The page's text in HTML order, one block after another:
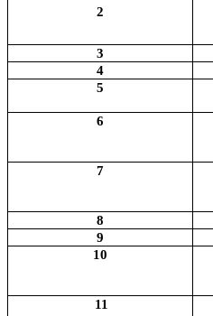
2
3
4
5
6
7
8
9
10
11